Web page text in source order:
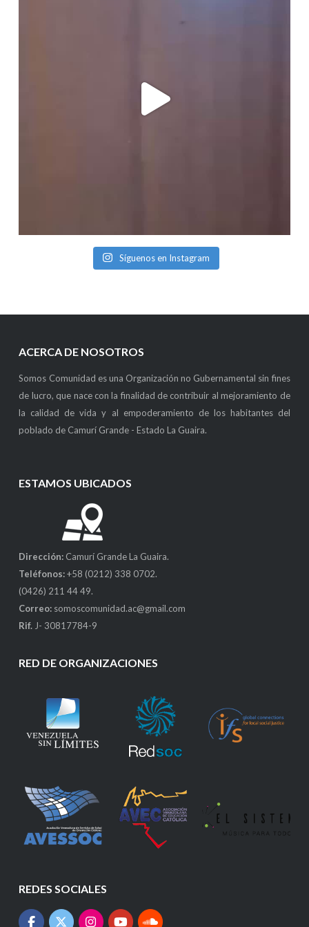
Síguenos en Instagram
ACERCA DE NOSOTROS
Somos Comunidad es una Organización no Gubernamental sin fines
de lucro, que nace con la finalidad de contribuir al mejoramiento de
la calidad de vida y al empoderamiento de los habitantes del
poblado de Camurí Grande - Estado La Guaira.
ESTAMOS UBICADOS
Dirección: Camurí Grande La Guaira.
Teléfonos:+58 (0212) 338 0702.
(0426) 211 44 49.
Correo: somoscomunidad.ac@gmail.com
Rif. J- 30817784-9
RED DE ORGANIZACIONES
REDES SOCIALES